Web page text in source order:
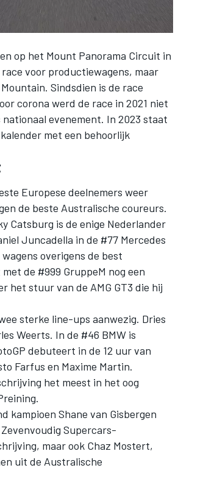
op het Mount Panorama Circuit in
voor productiewagens, maar
Sindsdien is de race
corona werd de race in 2021 niet
evenement. In 2023 staat
met een behoorlijk
Europese deelnemers weer
de beste Australische coureurs.
Catsburg is de enige Nederlander
Juncadella in de #77 Mercedes
overigens de best
de #999 GruppeM nog een
het stuur van de AMG GT3 die hij
sterke line-ups aanwezig. Dries
Weerts. In de #46 BMW is
debuteert in de 12 uur van
Farfus en Maxime Martin.
het meest in het oog
kampioen Shane van Gisbergen
Supercars-
maar ook Chaz Mostert,
uit de Australische